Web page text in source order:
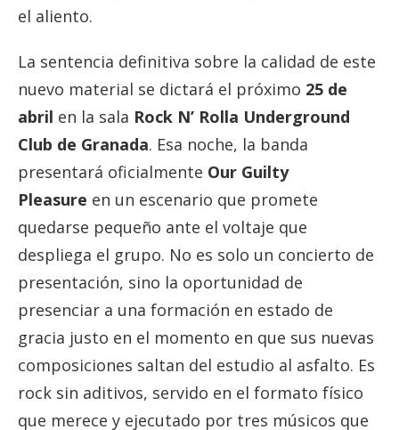
el aliento.
La sentencia definitiva sobre la calidad de este
nuevo material se dictará el próximo 25 de
abril en la sala Rock N’ Rolla Underground
Club de Granada. Esa noche, la banda
presentará oficialmente Our Guilty
Pleasure en un escenario que promete
quedarse pequeño ante el voltaje que
despliega el grupo. No es solo un concierto de
presentación, sino la oportunidad de
presenciar a una formación en estado de
gracia justo en el momento en que sus nuevas
composiciones saltan del estudio al asfalto. Es
rock sin aditivos, servido en el formato físico
que merece y ejecutado por tres músicos que